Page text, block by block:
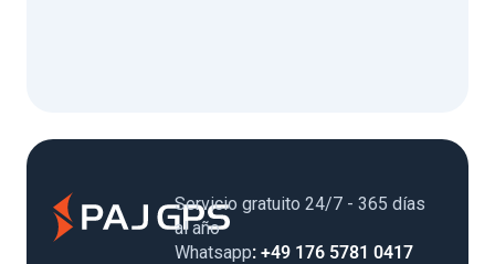
Servicio gratuito 24/7 - 365 días
al año
Whatsapp: +49 176 5781 0417